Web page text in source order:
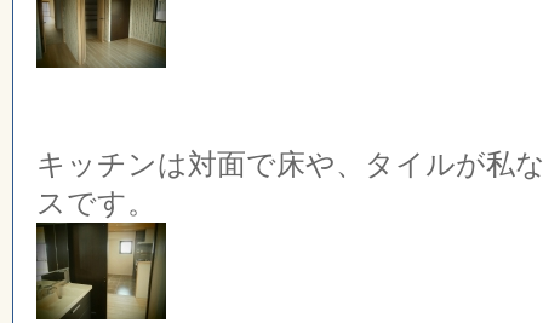
キッチンは対面で床や、タイルが私
スです。